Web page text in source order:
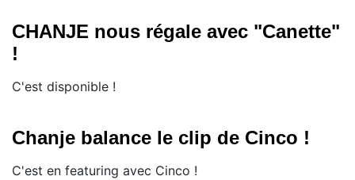
CHANJE nous régale avec "Canette"
!
C'est disponible !
Chanje balance le clip de Cinco !
C'est en featuring avec Cinco !